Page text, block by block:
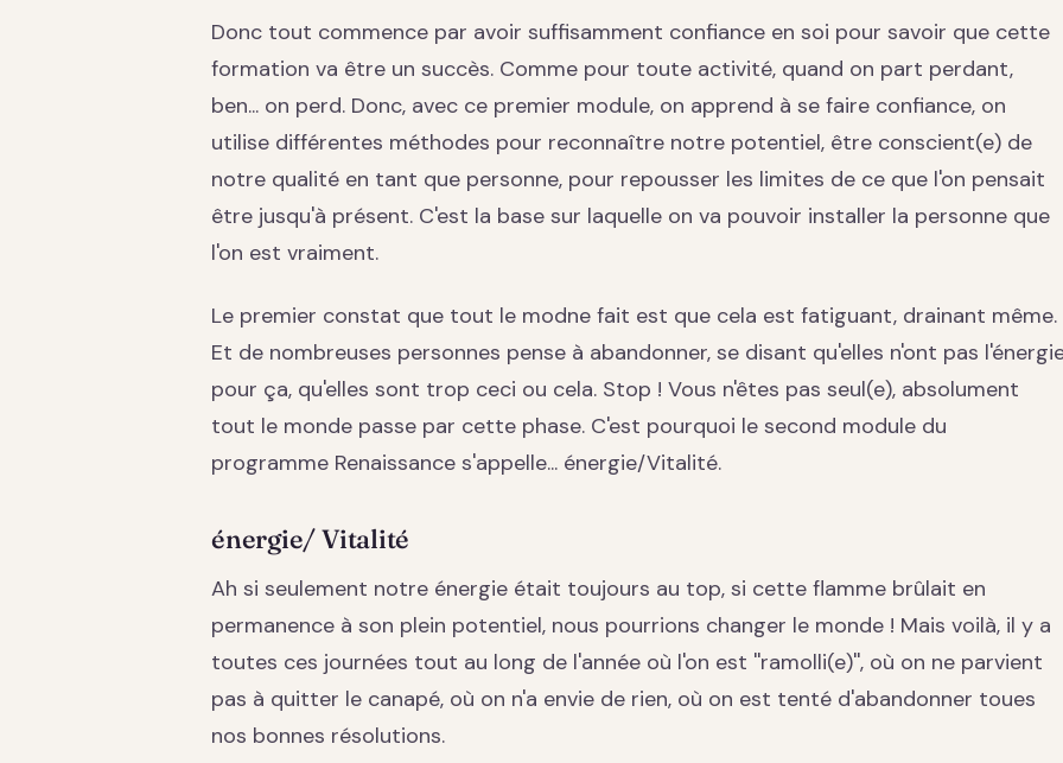
Donc tout commence par avoir suffisamment confiance en soi pour savoir que cette
formation va être un succès. Comme pour toute activité, quand on part perdant,
ben... on perd. Donc, avec ce premier module, on apprend à se faire confiance, on
utilise différentes méthodes pour reconnaître notre potentiel, être conscient(e) de
notre qualité en tant que personne, pour repousser les limites de ce que l'on pensait
être jusqu'à présent. C'est la base sur laquelle on va pouvoir installer la personne que
l'on est vraiment.
Le premier constat que tout le modne fait est que cela est fatiguant, drainant même.
Et de nombreuses personnes pense à abandonner, se disant qu'elles n'ont pas
pour ça, qu'elles sont trop ceci ou cela. Stop ! Vous n'êtes pas seul(e), absolument
tout le monde passe par cette phase. C'est pourquoi le second module du
programme Renaissance s'appelle... énergie/Vitalité.
énergie/ Vitalité
Ah si seulement notre énergie était toujours au top, si cette flamme brûlait en
permanence à son plein potentiel, nous pourrions changer le monde ! Mais voilà, il y a
toutes ces journées tout au long de l'année où l'on est ''ramolli(e)'', où on ne parvient
pas à quitter le canapé, où on n'a envie de rien, où on est tenté d'abandonner toues
nos bonnes résolutions.